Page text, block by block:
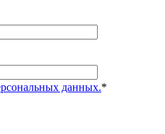
данных.*